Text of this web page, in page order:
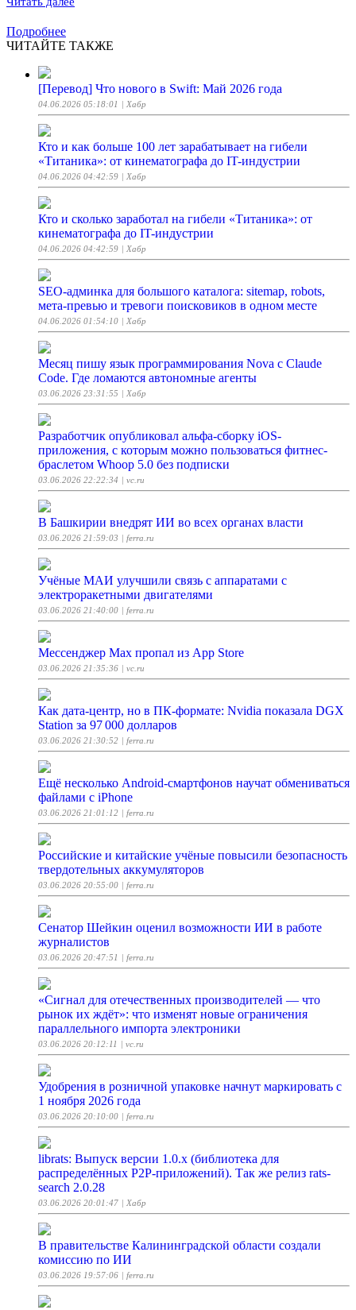
Подробнее
ЧИТАЙТЕ ТАКЖЕ
[Перевод] Что нового в Swift: Май 2026 года
04.06.2026 05:18:01 | Хабр
Кто и как больше 100 лет зарабатывает на гибели
«Титаника»: от кинематографа до IT-индустрии
04.06.2026 04:42:59 | Хабр
Кто и сколько заработал на гибели «Титаника»: от
кинематографа до IT-индустрии
04.06.2026 04:42:59 | Хабр
SEO-админка для большого каталога: sitemap, robots,
мета-превью и тревоги поисковиков в одном месте
04.06.2026 01:54:10 | Хабр
Месяц пишу язык программирования Nova с Claude
Code. Где ломаются автономные агенты
03.06.2026 23:31:55 | Хабр
Разработчик опубликовал альфа-сборку iOS-
приложения, с которым можно пользоваться фитнес-
браслетом Whoop 5.0 без подписки
03.06.2026 22:22:34 | vc.ru
В Башкирии внедрят ИИ во всех органах власти
03.06.2026 21:59:03 | ferra.ru
Учёные МАИ улучшили связь с аппаратами с
электроракетными двигателями
03.06.2026 21:40:00 | ferra.ru
Мессенджер Max пропал из App Store
03.06.2026 21:35:36 | vc.ru
Как дата-центр, но в ПК-формате: Nvidia показала DGX
Station за 97 000 долларов
03.06.2026 21:30:52 | ferra.ru
Ещё несколько Android-смартфонов научат обмениваться
файлами с iPhone
03.06.2026 21:01:12 | ferra.ru
Российские и китайские учёные повысили безопасность
твердотельных аккумуляторов
03.06.2026 20:55:00 | ferra.ru
Сенатор Шейкин оценил возможности ИИ в работе
журналистов
03.06.2026 20:47:51 | ferra.ru
«Сигнал для отечественных производителей — что
рынок их ждёт»: что изменят новые ограничения
параллельного импорта электроники
03.06.2026 20:12:11 | vc.ru
Удобрения в розничной упаковке начнут маркировать с
1 ноября 2026 года
03.06.2026 20:10:00 | ferra.ru
librats: Выпуск версии 1.0.x (библиотека для
распределённых P2P-приложений). Так же релиз rats-
search 2.0.28
03.06.2026 20:01:47 | Хабр
В правительстве Калининградской области создали
комиссию по ИИ
03.06.2026 19:57:06 | ferra.ru